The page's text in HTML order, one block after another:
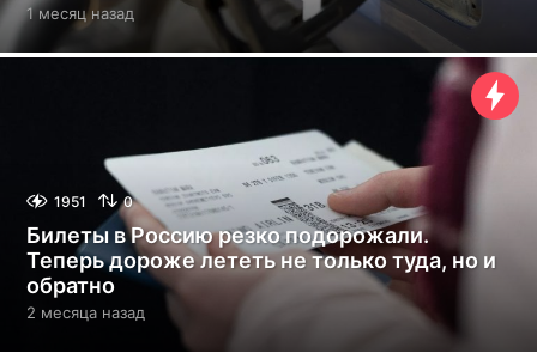
1 месяц назад
е
н
з
д
1951 0
Билеты в Россию резко подорожали.
Теперь дороже лететь не только туда, но и
обратно
2 месяца назад